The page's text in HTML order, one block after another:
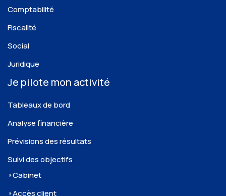
Comptabilité
Fiscalité
Social
Juridique
Je pilote mon activité
Tableaux de bord
Analyse financière
Prévisions des résultats
Suivi des objectifs
Cabinet
Accès client